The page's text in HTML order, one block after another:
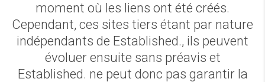
moment où les liens ont été créés.
Cependant, ces sites tiers étant par nature
indépendants de Established., ils peuvent
évoluer ensuite sans préavis et
Established. ne peut donc pas garantir la